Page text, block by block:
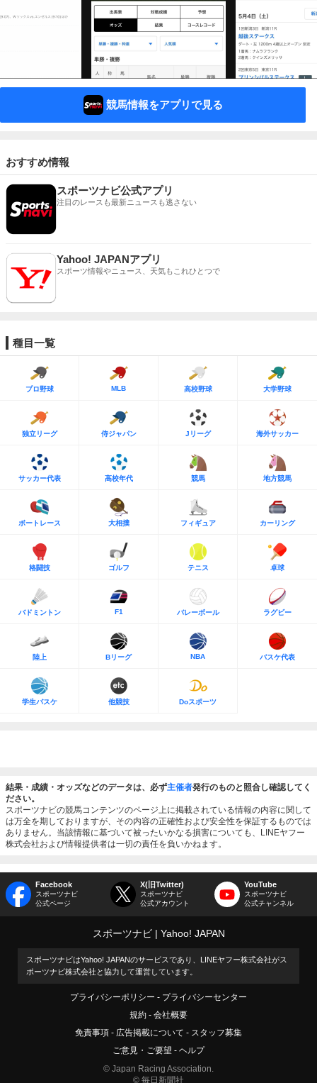
競馬情報をアプリで見る
おすすめ情報
スポーツナビ公式アプリ
注目のレースも最新ニュースも逃さない
Yahoo! JAPANアプリ
スポーツ情報やニュース、天気もこれひとつで
種目一覧
プロ野球 MLB 高校野球 大学野球
独立リーグ 侍ジャパン Jリーグ 海外サッカー
サッカー代表 高校年代 競馬 地方競馬
ボートレース 大相撲 フィギュア カーリング
格闘技 ゴルフ テニス 卓球
バドミントン F1 バレーボール ラグビー
陸上 Bリーグ NBA バスケ代表
学生バスケ 他競技 Doスポーツ
結果・成績・オッズなどのデータは、必ず主催者発行のものと照合し確認してく
ださい。
スポーツナビの競馬コンテンツのページ上に掲載されている情報の内容に関して
は万全を期しておりますが、その内容の正確性および安全性を保証するものでは
ありません。当該情報に基づいて被ったいかなる損害についても、LINEヤフー
株式会社および情報提供者は一切の責任を負いかねます。
Facebook
スポーツナビ
公式ページ
X(旧Twitter)
スポーツナビ
公式アカウント
YouTube
スポーツナビ
公式チャンネル
スポーツナビ Yahoo! JAPAN
スポーツナビはYahoo! JAPANのサービスであり、LINEヤフー株式会社がス
ポーツナビ株式会社と協力して運営しています。
プライバシーポリシー
プライバシーセンター
規約
会社概要
免責事項
広告掲載について
スタッフ募集
ご意見・ご要望
ヘルプ
© Japan Racing Association.
© 毎日新聞社